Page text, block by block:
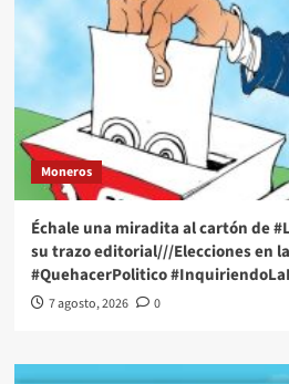
Moneros
Échale una miradita al cartón de
su trazo editorial///Elecciones en
#QuehacerPolitico
7 agosto, 2026 0